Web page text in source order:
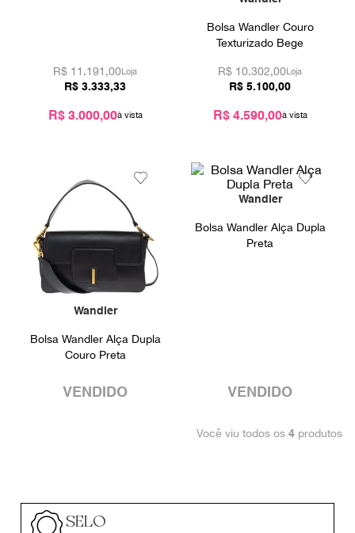
R$ 11.191,00Loja
R$ 3.333,33
R$ 3.000,00
Bolsa Wandler Couro
Texturizado Bege
R$ 10.302,00Loja
R$ 5.100,00
R$ 4.590,00
Wandler
Bolsa Wandler Alça Dupla
Couro Preta
VENDIDO
Wandler
Bolsa Wandler Alça Dupla
Preta
VENDIDO
Você viu todos os 4 produtos
SELO